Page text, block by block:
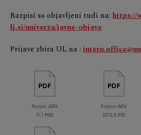
Razpisi so objavljeni tudi na: https://
lj.si/univerza/javne-objave
Prijave zbira UL na :
Razpis AEN
(1,1 MB)
Prijava AEN
(812,5 KB)